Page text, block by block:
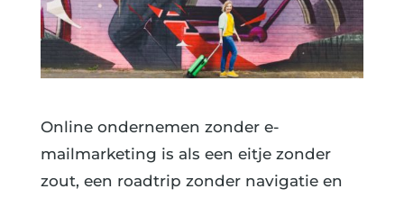
Online ondernemen zonder e-
mailmarketing is als een eitje zonder
zout, een roadtrip zonder navigatie en